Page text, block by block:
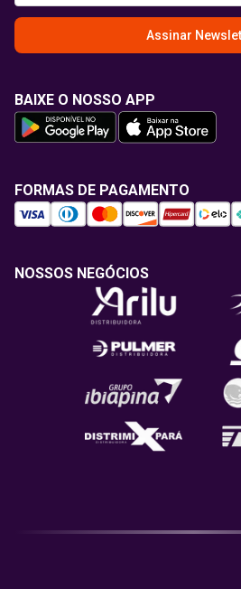
Assinar
BAIXE O NOSSO APP
FORMAS DE PAGAMENTO
NOSSOS NEGÓCIOS